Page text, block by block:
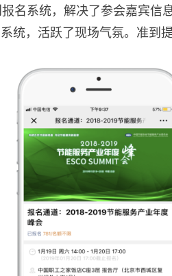
系统，解决了参会嘉宾信
统，活跃了现场气氛。准到